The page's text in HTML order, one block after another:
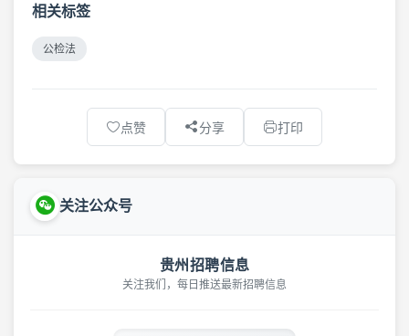
相关标签
公检法
点赞 分享 打印
关注公众号
贵州招聘信息
关注我们，每日推送最新招聘信息